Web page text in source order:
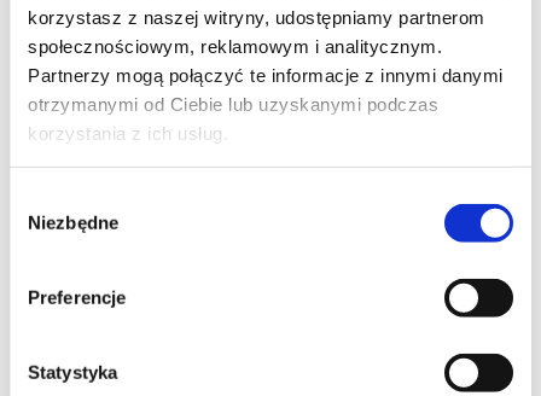
korzystasz z naszej witryny, udostępniamy partnerom
społecznościowym, reklamowym i analitycznym.
Partnerzy mogą połączyć te informacje z innymi danymi
otrzymanymi od Ciebie lub uzyskanymi podczas
korzystania z ich usług.
zgody
Niezbędne
Preferencje
Statystyka
Kontakt
kontakt@czerwonaszpilka.pl